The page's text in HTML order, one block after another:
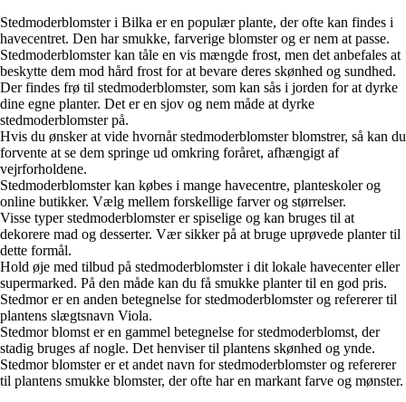
Stedmoderblomster i Bilka er en populær plante, der ofte kan findes i
havecentret. Den har smukke, farverige blomster og er nem at passe.
Stedmoderblomster kan tåle en vis mængde frost, men det anbefales at
beskytte dem mod hård frost for at bevare deres skønhed og sundhed.
Der findes frø til stedmoderblomster, som kan sås i jorden for at dyrke
dine egne planter. Det er en sjov og nem måde at dyrke
stedmoderblomster på.
Hvis du ønsker at vide hvornår stedmoderblomster blomstrer, så kan du
forvente at se dem springe ud omkring foråret, afhængigt af
vejrforholdene.
Stedmoderblomster kan købes i mange havecentre, planteskoler og
online butikker. Vælg mellem forskellige farver og størrelser.
Visse typer stedmoderblomster er spiselige og kan bruges til at
dekorere mad og desserter. Vær sikker på at bruge uprøvede planter til
dette formål.
Hold øje med tilbud på stedmoderblomster i dit lokale havecenter eller
supermarked. På den måde kan du få smukke planter til en god pris.
Stedmor er en anden betegnelse for stedmoderblomster og refererer til
plantens slægtsnavn Viola.
Stedmor blomst er en gammel betegnelse for stedmoderblomst, der
stadig bruges af nogle. Det henviser til plantens skønhed og ynde.
Stedmor blomster er et andet navn for stedmoderblomster og refererer
til plantens smukke blomster, der ofte har en markant farve og mønster.